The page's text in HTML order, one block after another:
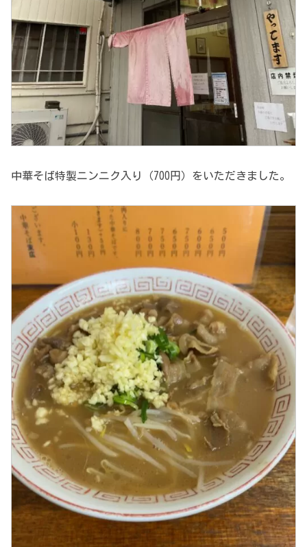
中華そば特製ニンニク入り（700円）をいただきました。